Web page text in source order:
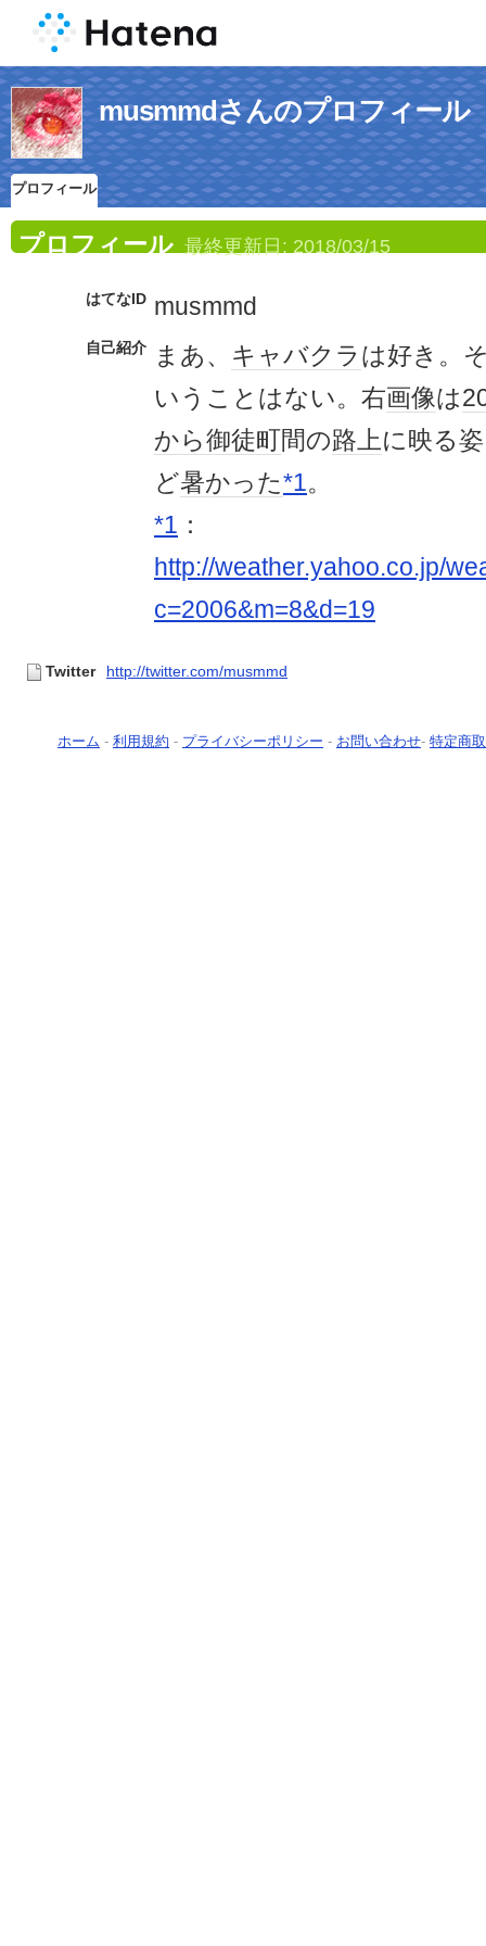
musmmdさんのプロフィール
プロフィール
プロフィール 最終更新日: 2018/03/15
はてなID musmmd
自己紹介 まあ、 キャバクラは好き。
いうことはない。右画像は
から御徒町間の路上に映る
ど暑かった*1。
*1 ：
http://weather.yahoo.co.jp/
c=2006&m=8&d=19
Twitter http://twitter.com/musmmd
ホーム - 利用規約 - プライバシーポリシー - お問い合わせ- 特定商